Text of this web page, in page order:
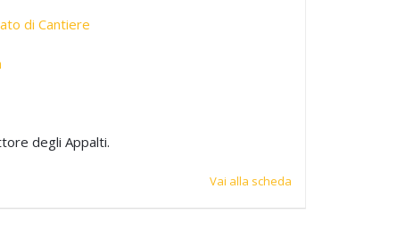
di Cantiere
degli Appalti.
Vai alla scheda